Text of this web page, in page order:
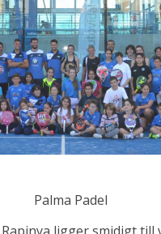
Palma Padel